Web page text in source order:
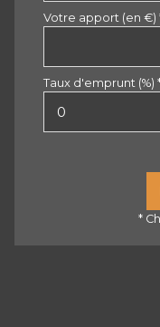
Votre apport (en €)
Taux d'emprunt (%)
*